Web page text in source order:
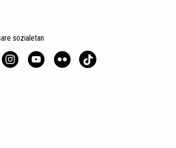
sozialetan